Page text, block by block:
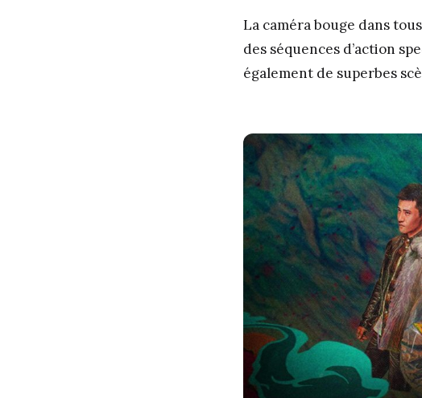
La caméra bouge dans
des séquences d’action
également de superbes